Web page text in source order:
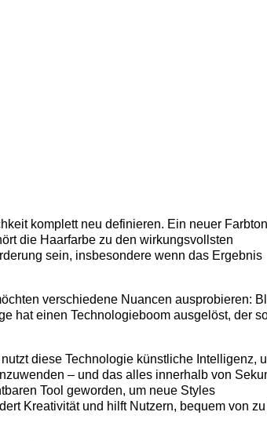
komplett neu definieren. Ein neuer
die Haarfarbe zu den wirkungsvollsten
sein, insbesondere wenn das Ergebnis
verschiedene Nuancen ausprobieren:
hat einen Technologieboom ausgelöst, der
diese Technologie künstliche Intelligenz,
– und das alles innerhalb von
Tool geworden, um neue Styles
Kreativität und hilft Nutzern, bequem von